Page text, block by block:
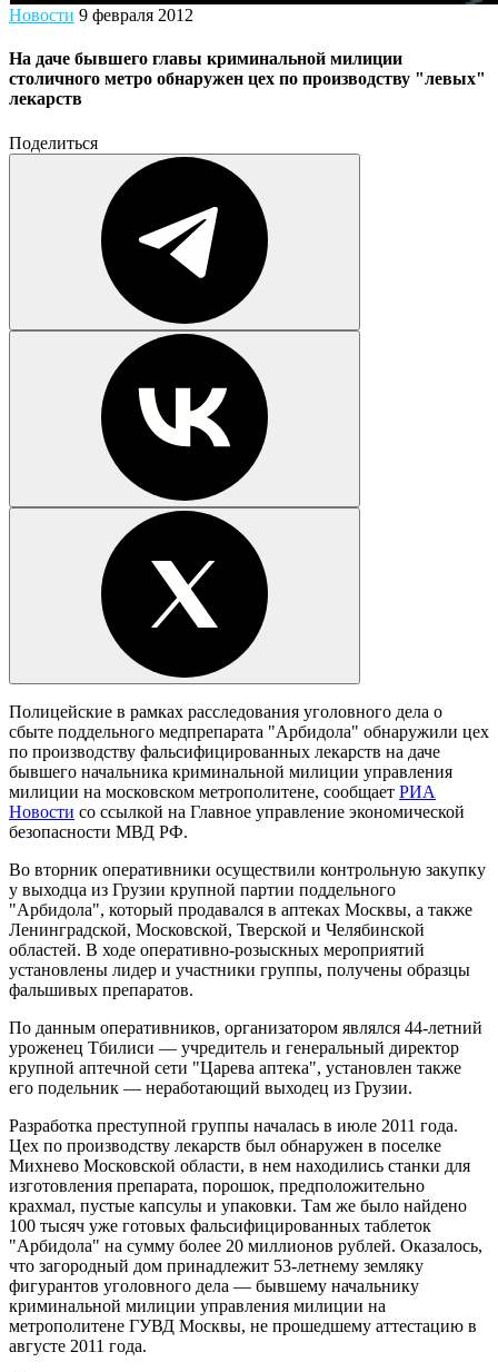
Новости 9 февраля 2012
На даче бывшего главы криминальной милиции
столичного метро обнаружен цех по производству "левых"
лекарств
Поделиться
Полицейские в рамках расследования уголовного дела о
сбыте поддельного медпрепарата "Арбидола" обнаружили цех
по производству фальсифицированных лекарств на даче
бывшего начальника криминальной милиции управления
милиции на московском метрополитене, сообщает РИА
Новости со ссылкой на Главное управление экономической
безопасности МВД РФ.
Во вторник оперативники осуществили контрольную закупку
у выходца из Грузии крупной партии поддельного
"Арбидола", который продавался в аптеках Москвы, а также
Ленинградской, Московской, Тверской и Челябинской
областей. В ходе оперативно-розыскных мероприятий
установлены лидер и участники группы, получены образцы
фальшивых препаратов.
По данным оперативников, организатором являлся 44-летний
уроженец Тбилиси — учредитель и генеральный директор
крупной аптечной сети "Царева аптека", установлен также
его подельник — неработающий выходец из Грузии.
Разработка преступной группы началась в июле 2011 года.
Цех по производству лекарств был обнаружен в поселке
Михнево Московской области, в нем находились станки для
изготовления препарата, порошок, предположительно
крахмал, пустые капсулы и упаковки. Там же было найдено
100 тысяч уже готовых фальсифицированных таблеток
"Арбидола" на сумму более 20 миллионов рублей. Оказалось,
что загородный дом принадлежит 53-летнему земляку
фигурантов уголовного дела — бывшему начальнику
криминальной милиции управления милиции на
метрополитене ГУВД Москвы, не прошедшему аттестацию в
августе 2011 года.